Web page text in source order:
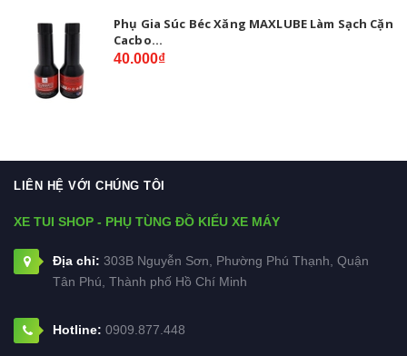
Phụ Gia Súc Béc Xăng MAXLUBE Làm Sạch Cặn
Cacbo...
40.000₫
LIÊN HỆ VỚI CHÚNG TÔI
XE TUI SHOP - PHỤ TÙNG ĐỒ KIỂU XE MÁY
Địa chỉ: 303B Nguyễn Sơn, Phường Phú Thạnh, Quận
Tân Phú, Thành phố Hồ Chí Minh
Hotline: 0909.877.448